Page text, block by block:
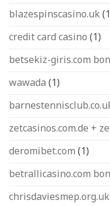
blazespinscasino.uk
credit card casino (1)
betsekiz-giris.com
wawada (1)
zetcasinos.com.de +
deromibet.com (1)
betrallicasino.com
chrisdaviesmep.org.uk